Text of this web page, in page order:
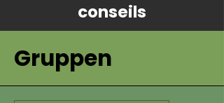
conseils
Gruppen